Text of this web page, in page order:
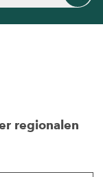
regionalen